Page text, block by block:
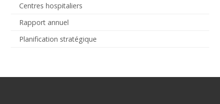
Centres hospitaliers
Rapport annuel
Planification stratégique